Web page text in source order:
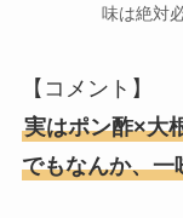
味は絶対
【コメント】
実はポン酢×大
でもなんか、一